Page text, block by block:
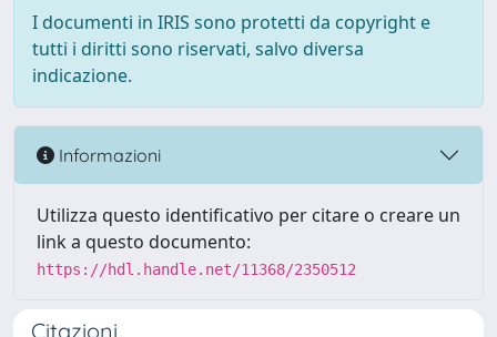
I documenti in IRIS sono protetti da copyright e
tutti i diritti sono riservati, salvo diversa
indicazione.
Informazioni
Utilizza questo identificativo per citare o creare un
link a questo documento:
https://hdl.handle.net/11368/2350512
Citazioni